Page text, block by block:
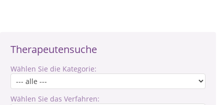
Therapeutensuche
Wählen Sie die Kategorie:
Wählen Sie das Verfahren: